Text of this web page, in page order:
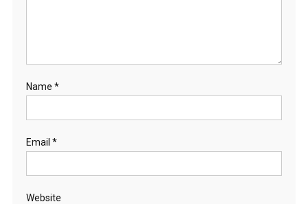
Name *
Email *
Website